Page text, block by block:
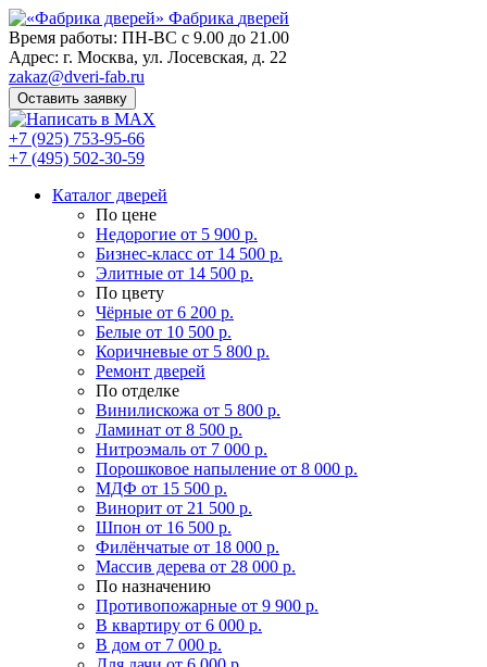
Фабрика дверей
Время работы: ПН-ВС с 9.00 до 21.00
Адрес: г. Москва, ул. Лосевская, д. 22
zakaz@dveri-fab.ru
Оставить заявку
+7 (925) 753-95-66
+7 (495) 502-30-59
Каталог дверей
По цене
Недорогие от 5 900 р.
Бизнес-класс от 14 500 р.
Элитные от 14 500 р.
По цвету
Чёрные от 6 200 р.
Белые от 10 500 р.
Коричневые от 5 800 р.
Ремонт дверей
По отделке
Винилискожа от 5 800 р.
Ламинат от 8 500 р.
Нитроэмаль от 7 000 р.
Порошковое напыление от 8 000 р.
МДФ от 15 500 р.
Винорит от 21 500 р.
Шпон от 16 500 р.
Филёнчатые от 18 000 р.
Массив дерева от 28 000 р.
По назначению
Противопожарные от 9 900 р.
В квартиру от 6 000 р.
В дом от 7 000 р.